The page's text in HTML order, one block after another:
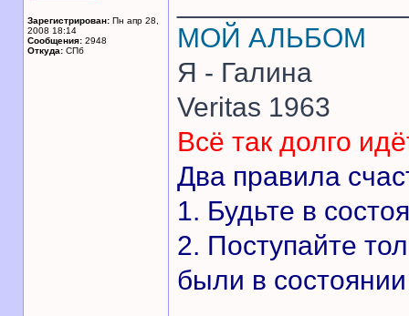
Зарегистрирован: Пн апр 28,
2008 18:14
Сообщения: 2948
Откуда: CПб
МОЙ АЛЬБОМ
Я - Галина
Veritas 1963
Всё так долго
Два правила
1. Будьте в
2. Поступайте
были в